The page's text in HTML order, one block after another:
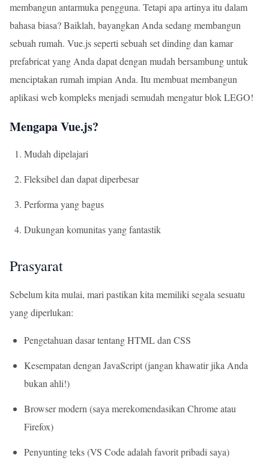
membangun antarmuka pengguna. Tetapi apa artinya itu dalam
bahasa biasa? Baiklah, bayangkan Anda sedang membangun
sebuah rumah. Vue.js seperti sebuah set dinding dan kamar
prefabricat yang Anda dapat dengan mudah bersambung untuk
menciptakan rumah impian Anda. Itu membuat membangun
aplikasi web kompleks menjadi semudah mengatur blok LEGO!
Mengapa Vue.js?
Mudah dipelajari
Fleksibel dan dapat diperbesar
Performa yang bagus
Dukungan komunitas yang fantastik
Prasyarat
Sebelum kita mulai, mari pastikan kita memiliki segala sesuatu
yang diperlukan:
Pengetahuan dasar tentang HTML dan CSS
Kesempatan dengan JavaScript (jangan khawatir jika Anda
bukan ahli!)
Browser modern (saya merekomendasikan Chrome atau
Firefox)
Penyunting teks (VS Code adalah favorit pribadi saya)